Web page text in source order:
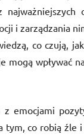
i zarządzania
co czują,
mogą wpływać
emocjami
co robią źle